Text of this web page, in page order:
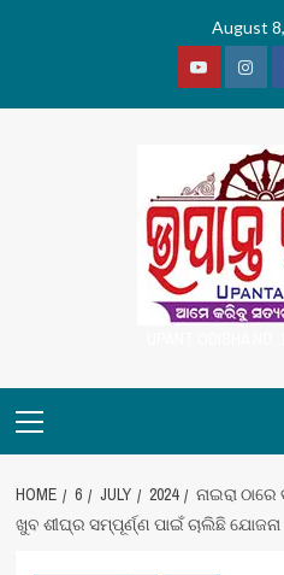
August
Youtube
Menu
HOME 6 JULY 2024
ନାଇରା ଠାରେ
ଖୁବ ଶୀଘ୍ର ସମ୍ପୂର୍ଣ୍ଣ ପାଇଁ ଚାଲିଛି ଯୋଜନା